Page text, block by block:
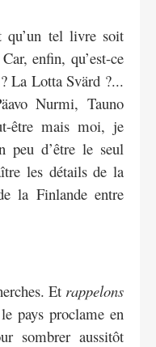
qu’un tel livre soit
enfin, qu’est-ce
La Lotta Svärd ?...
Nurmi, Tauno
être mais moi, je
peu d’être le seul
les détails de la
la Finlande entre
Et rappelons
pays proclame en
sombrer aussitôt